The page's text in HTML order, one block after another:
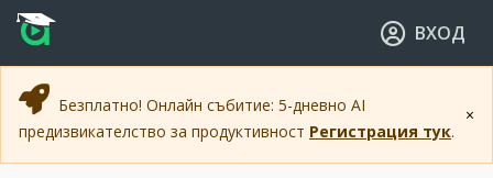
Прескочи към основното съдържание
Прескочи към навигацията
ВХОД
×
Безплатно! Онлайн събитие: 5-дневно AI
предизвикателство за продуктивност Регистрация тук.